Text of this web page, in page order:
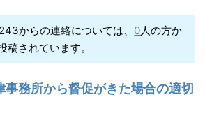
からの連絡については、 0人の方か
稿されています。
事務所から督促がきた場合の適切